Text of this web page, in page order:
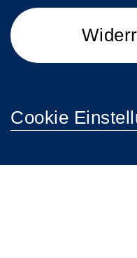
Cookie